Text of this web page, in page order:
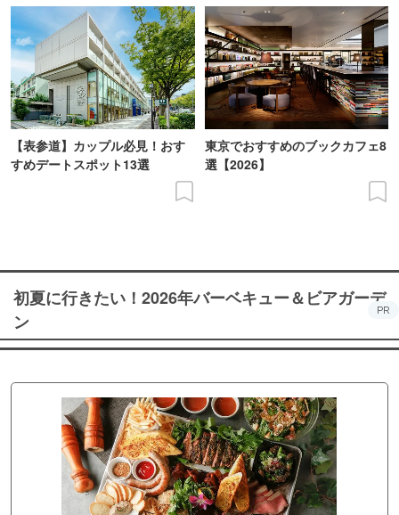
【表参道】カップル必見！おす
すめデートスポット13選
東京でおすすめのブックカフェ8
選【2026】
初夏に行きたい！2026年バーベキュー＆ビアガーデ
ン
PR